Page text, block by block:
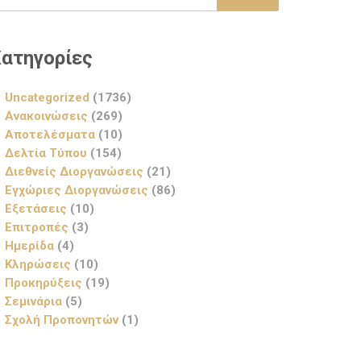
Uncategorized (1736)
Ανακοινώσεις (269)
Αποτελέσματα (10)
Δελτία Τύπου (154)
Διεθνείς Διοργανώσεις (21)
Εγχώριες Διοργανώσεις (86)
Εξετάσεις (10)
Επιτροπές (3)
Ημερίδα (4)
Κληρώσεις (10)
Προκηρύξεις (19)
Σεμινάρια (5)
Σχολή Προπονητών (1)